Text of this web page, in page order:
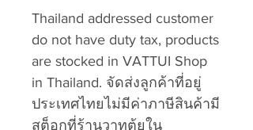
Thailand addressed customer
do not have duty tax, products
are stocked in VATTUI Shop
in Thailand. จัดส่งลูกค้าที่อยู่
ประเทศไทยไม่มีค่าภาษีสินค้ามี
สต็อกที่ร้านวาทตุ้ยใน